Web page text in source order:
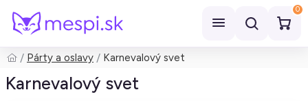
0
Hľadať
Párty a oslavy Karnevalový svet
Karnevalový svet